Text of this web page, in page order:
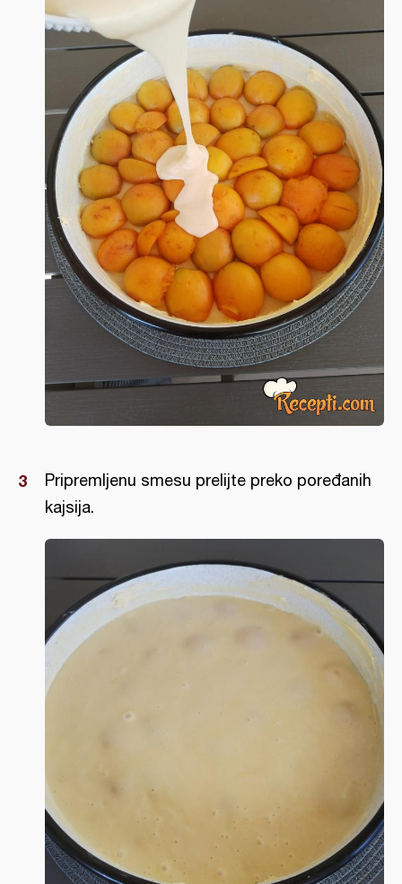
Pripremljenu smesu prelijte preko poređanih
kajsija.